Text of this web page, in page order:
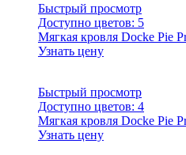
Быстрый просмотр
Доступно цветов: 5
Мягкая кровля Docke Pie
Узнать цену
Быстрый просмотр
Доступно цветов: 4
Мягкая кровля Docke Pie
Узнать цену